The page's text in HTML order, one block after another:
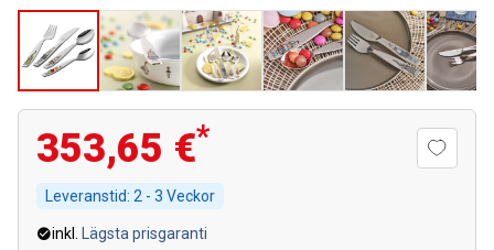
353,65 €*
Leveranstid: 2 - 3 Veckor
inkl.
Lägsta prisgaranti